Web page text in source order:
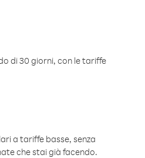
di 30 giorni, con le tariffe
a tariffe basse, senza
che stai già facendo.